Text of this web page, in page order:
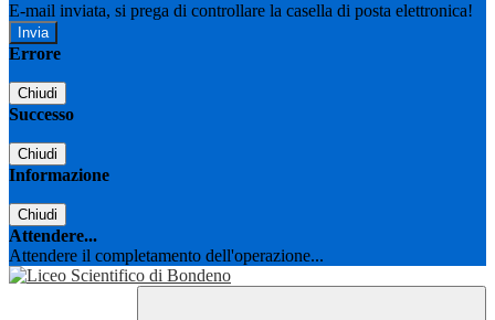
E-mail inviata, si prega di controllare la casella di posta elettronica!
Errore
Chiudi
Successo
Chiudi
Informazione
Chiudi
Attendere...
Attendere il completamento dell'operazione...